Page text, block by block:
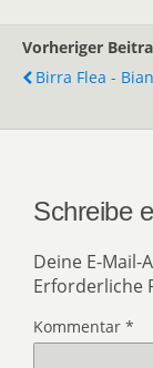
Vorheriger
Birra Flea -
Schreibe
Deine E-
Erforderliche
Kommentar *